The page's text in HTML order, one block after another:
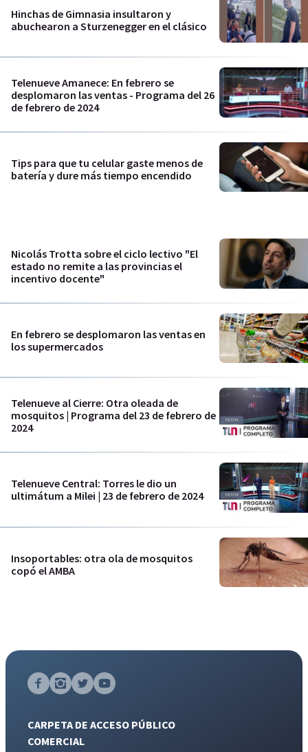
Hinchas de Gimnasia insultaron y
abuchearon a Sturzenegger en el clásico
Telenueve Amanece: En febrero se
desplomaron las ventas - Programa del 26
de febrero de 2024
Tips para que tu celular gaste menos de
batería y dure más tiempo encendido
Nicolás Trotta sobre el ciclo lectivo "El
estado no remite a las provincias el
incentivo docente"
En febrero se desplomaron las ventas en
los supermercados
Telenueve al Cierre: Otra oleada de
mosquitos | Programa del 23 de febrero de
2024
Telenueve Central: Torres le dio un
ultimátum a Milei | 23 de febrero de 2024
Insoportables: otra ola de mosquitos
copó el AMBA
CARPETA DE ACCESO PÚBLICO
COMERCIAL